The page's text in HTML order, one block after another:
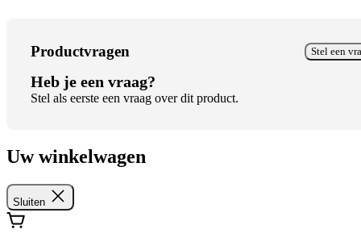
Productvragen Stel een
Heb je een vraag?
Stel als eerste een vraag over dit product.
Uw winkelwagen
Sluiten